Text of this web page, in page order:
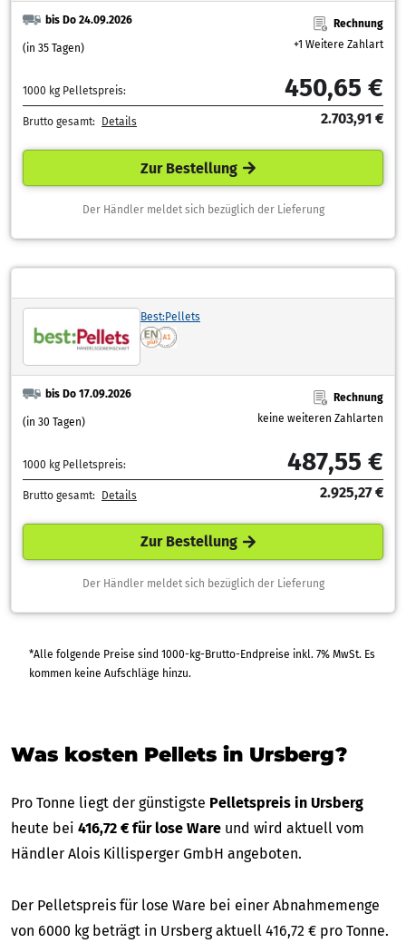
bis Do 24.09.2026
(in 35 Tagen)
Rechnung
+1 Weitere Zahlart
1000 kg Pelletspreis: 450,65 €
Brutto gesamt: Details 2.703,91 €
Zur Bestellung
Der Händler meldet sich bezüglich der Lieferung
Best:Pellets
bis Do 17.09.2026
(in 30 Tagen)
Rechnung
keine weiteren Zahlarten
1000 kg Pelletspreis: 487,55 €
Brutto gesamt: Details 2.925,27 €
Zur Bestellung
Der Händler meldet sich bezüglich der Lieferung
*Alle folgende Preise sind 1000-kg-Brutto-Endpreise inkl. 7% MwSt. Es
kommen keine Aufschläge hinzu.
Was kosten Pellets in Ursberg?
Pro Tonne liegt der günstigste Pelletspreis in Ursberg
heute bei 416,72 € für lose Ware und wird aktuell vom
Händler Alois Killisperger GmbH angeboten.
Der Pelletspreis für lose Ware bei einer Abnahmemenge
von 6000 kg beträgt in Ursberg aktuell 416,72 € pro Tonne.